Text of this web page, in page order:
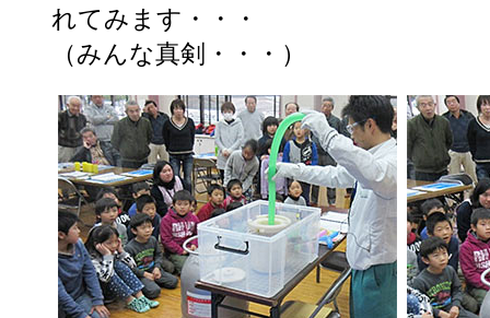
れてみます・・・
（みんな真剣・・・）